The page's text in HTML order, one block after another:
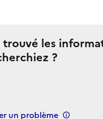
trouvé les
?
un problème